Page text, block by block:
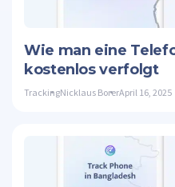
Wie man eine
kostenlos verfolgt
TrackingNicklaus BorerApril 16, 2025